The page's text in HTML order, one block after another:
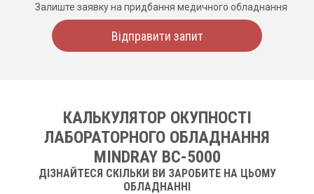
Залиште заявку на придбання медичного обладнання
Відправити запит
КАЛЬКУЛЯТОР ОКУПНОСТІ
ЛАБОРАТОРНОГО ОБЛАДНАННЯ
MINDRAY ВС-5000
ДІЗНАЙТЕСЯ СКІЛЬКИ ВИ ЗАРОБИТЕ НА ЦЬОМУ
ОБЛАДНАННІ